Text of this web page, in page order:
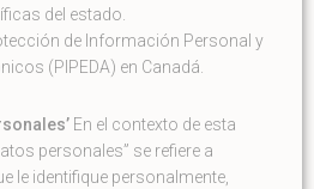
del estado.
de Información Personal y
(PIPEDA) en Canadá.
En el contexto de esta
personales” se refiere a
le identifique personalmente,